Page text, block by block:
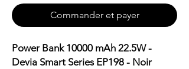
Commander et payer
Power Bank 10000 mAh 22.5W -
Devia Smart Series EP198 - Noir